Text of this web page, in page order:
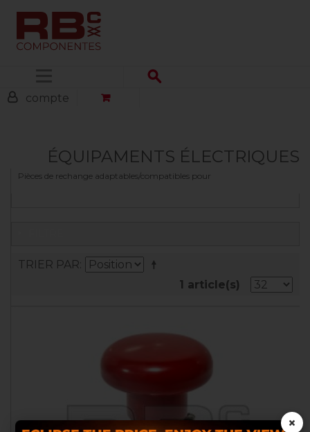
compte
ÉQUIPAMENTS ÉLECTRIQUES
Pièces de rechange adaptables/compatibles pour
TRIER PAR
1 article(s)
×